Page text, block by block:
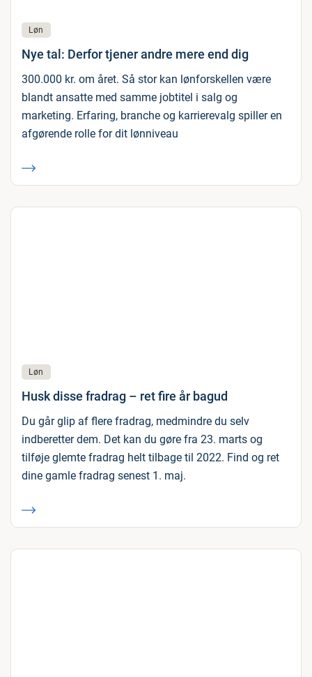
Løn
Nye tal: Derfor tjener andre mere end dig
300.000 kr. om året. Så stor kan lønforskellen være
blandt ansatte med samme jobtitel i salg og
marketing. Erfaring, branche og karrierevalg spiller en
afgørende rolle for dit lønniveau
Løn
Husk disse fradrag – ret fire år bagud
Du går glip af flere fradrag, medmindre du selv
indberetter dem. Det kan du gøre fra 23. marts og
tilføje glemte fradrag helt tilbage til 2022. Find og ret
dine gamle fradrag senest 1. maj.